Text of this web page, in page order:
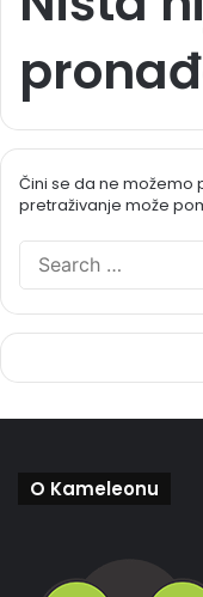
Čini se da ne možemo
pretraživanje može
O Kameleonu